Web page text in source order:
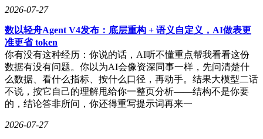
2026-07-27
数以轻舟Agent V4发布：底层重构 + 语义自定义，AI做表更
准更省 token
你有没有这种经历：你说的话，AI听不懂重点帮我看看这份
数据有没有问题。你以为AI会像资深同事一样，先问清楚什
么数据、看什么指标、按什么口径，再动手。结果大模型二话
不说，按它自己的理解甩给你一整页分析——结构不是你要
的，结论答非所问，你还得重写提示词再来一
2026-07-27